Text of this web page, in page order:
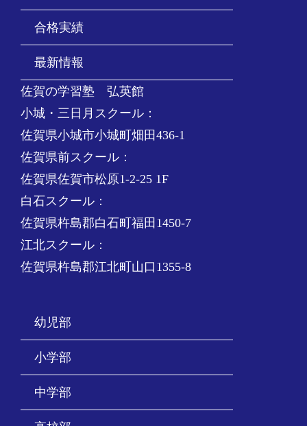
合格実績
最新情報
佐賀の学習塾 弘英館
小城・三日月スクール：
佐賀県小城市小城町畑田436-1
佐賀県前スクール：
佐賀県佐賀市松原1-2-25 1F
白石スクール：
佐賀県杵島郡白石町福田1450-7
江北スクール：
佐賀県杵島郡江北町山口1355-8
幼児部
小学部
中学部